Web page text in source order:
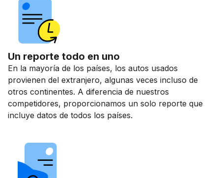
Un reporte todo en uno
En la mayoría de los países, los autos usados
provienen del extranjero, algunas veces incluso de
otros continentes. A diferencia de nuestros
competidores, proporcionamos un solo reporte que
incluye datos de todos los países.